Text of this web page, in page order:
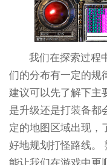
我们在探索过程
们的分布有一定的规
建议可以先了解下主
是升级还是打装备都
定的地图区域出现，
好地规划打怪路线。